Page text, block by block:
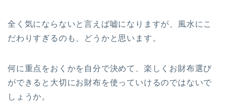
全く気にならないと言えば嘘になりますが、風水にこ
だわりすぎるのも、どうかと思います。
何に重点をおくかを自分で決めて、楽しくお財布選び
ができると大切にお財布を使っていけるのではないで
しょうか。